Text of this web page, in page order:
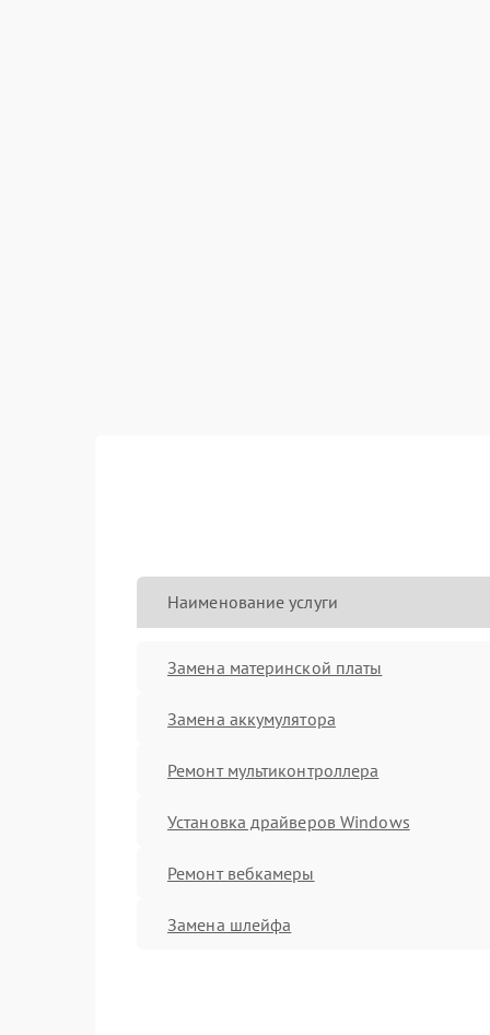
Наименование услуги
Замена материнской платы
Замена аккумулятора
Ремонт мультиконтроллера
Установка драйверов Windows
Ремонт вебкамеры
Замена шлейфа